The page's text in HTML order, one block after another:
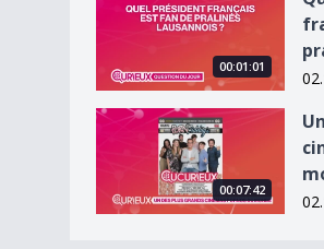
00:01:01
Un des plus grands
00:07:42